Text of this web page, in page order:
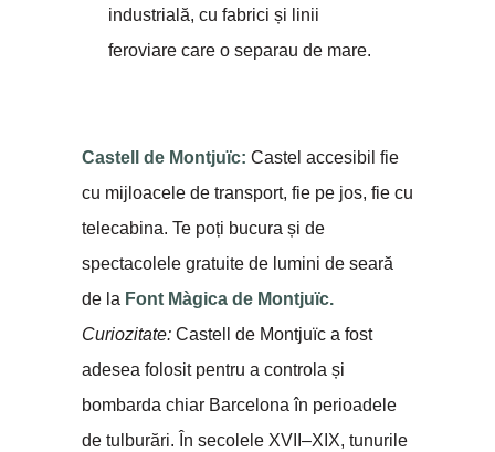
industrială, cu fabrici și linii
feroviare care o separau de mare.
Castell de Montjuïc: Castel accesibil fie
cu mijloacele de transport, fie pe jos, fie cu
telecabina. Te poți bucura și de
spectacolele gratuite de lumini de seară
de la Font Màgica de Montjuïc.
Curiozitate: Castell de Montjuïc a fost
adesea folosit pentru a controla și
bombarda chiar Barcelona în perioadele
de tulburări. În secolele XVII–XIX, tunurile